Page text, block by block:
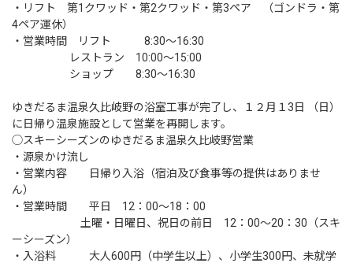
・リフト 第1クワッド・第2クワッド・第3ペア （ゴンドラ・第
4ペア運休）
・営業時間 リフト 8:30〜16:30
レストラン 10:00〜15:00
ショップ 8:30〜16:30
ゆきだるま温泉久比岐野の浴室工事が完了し、１２月１3日 （日）
に日帰り温泉施設として営業を再開します。
◯スキーシーズンのゆきだるま温泉久比岐野営業
・源泉かけ流し
・営業内容 日帰り入浴（宿泊及び食事等の提供はありませ
ん）
・営業時間 平日 12：00～18：00
土曜・日曜日、祝日の前日 12：00～20：30（スキ
ーシーズン）
・入浴料 大人600円（中学生以上）、小学生300円、未就学